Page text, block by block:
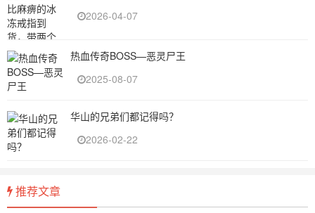
2026-04-07
热血传奇BOSS—恶灵尸王
2025-08-07
华山的兄弟们都记得吗？
2026-02-22
推荐文章